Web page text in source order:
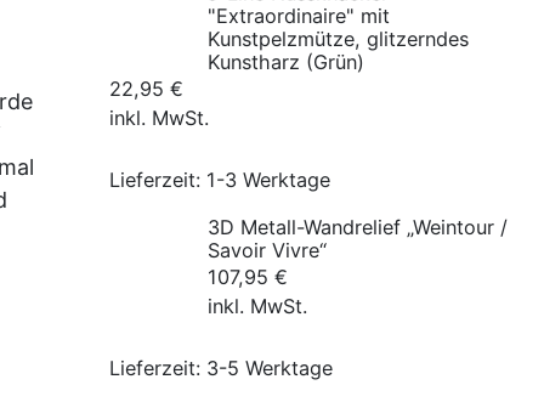
"Extraordinaire" mit
Kunstpelzmütze, glitzerndes
Kunstharz (Grün)
22,95€
inkl. MwSt.
Lieferzeit: 1-3 Werktage
3D Metall-Wandrelief „Weintour /
Savoir Vivre“
107,95€
inkl. MwSt.
Lieferzeit: 3-5 Werktage